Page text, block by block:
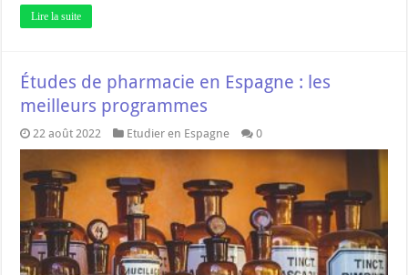
Lire la suite
Études de pharmacie en Espagne : les
meilleurs programmes
22 août 2022 Etudier en Espagne 0